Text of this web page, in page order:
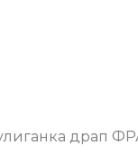
драп